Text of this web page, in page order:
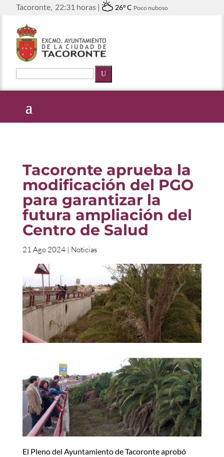
Tacoronte, 22:31 horas | 26º C Poco nuboso
U
Tacoronte aprueba la
modificación del PGO
para garantizar la
futura ampliación del
Centro de Salud
21 Ago 2024| Noticias
El Pleno del Ayuntamiento de Tacoronte aprobó